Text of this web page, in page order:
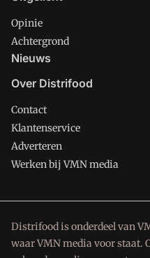
Opinie
Achtergrond
Nieuws
Over Distrifood
Contact
Klantenservice
Adverteren
Werken bij VMN media
Distrifood is onderdeel van
waar VMN media voor staat.